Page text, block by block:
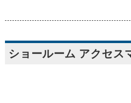
ショールーム アクセス